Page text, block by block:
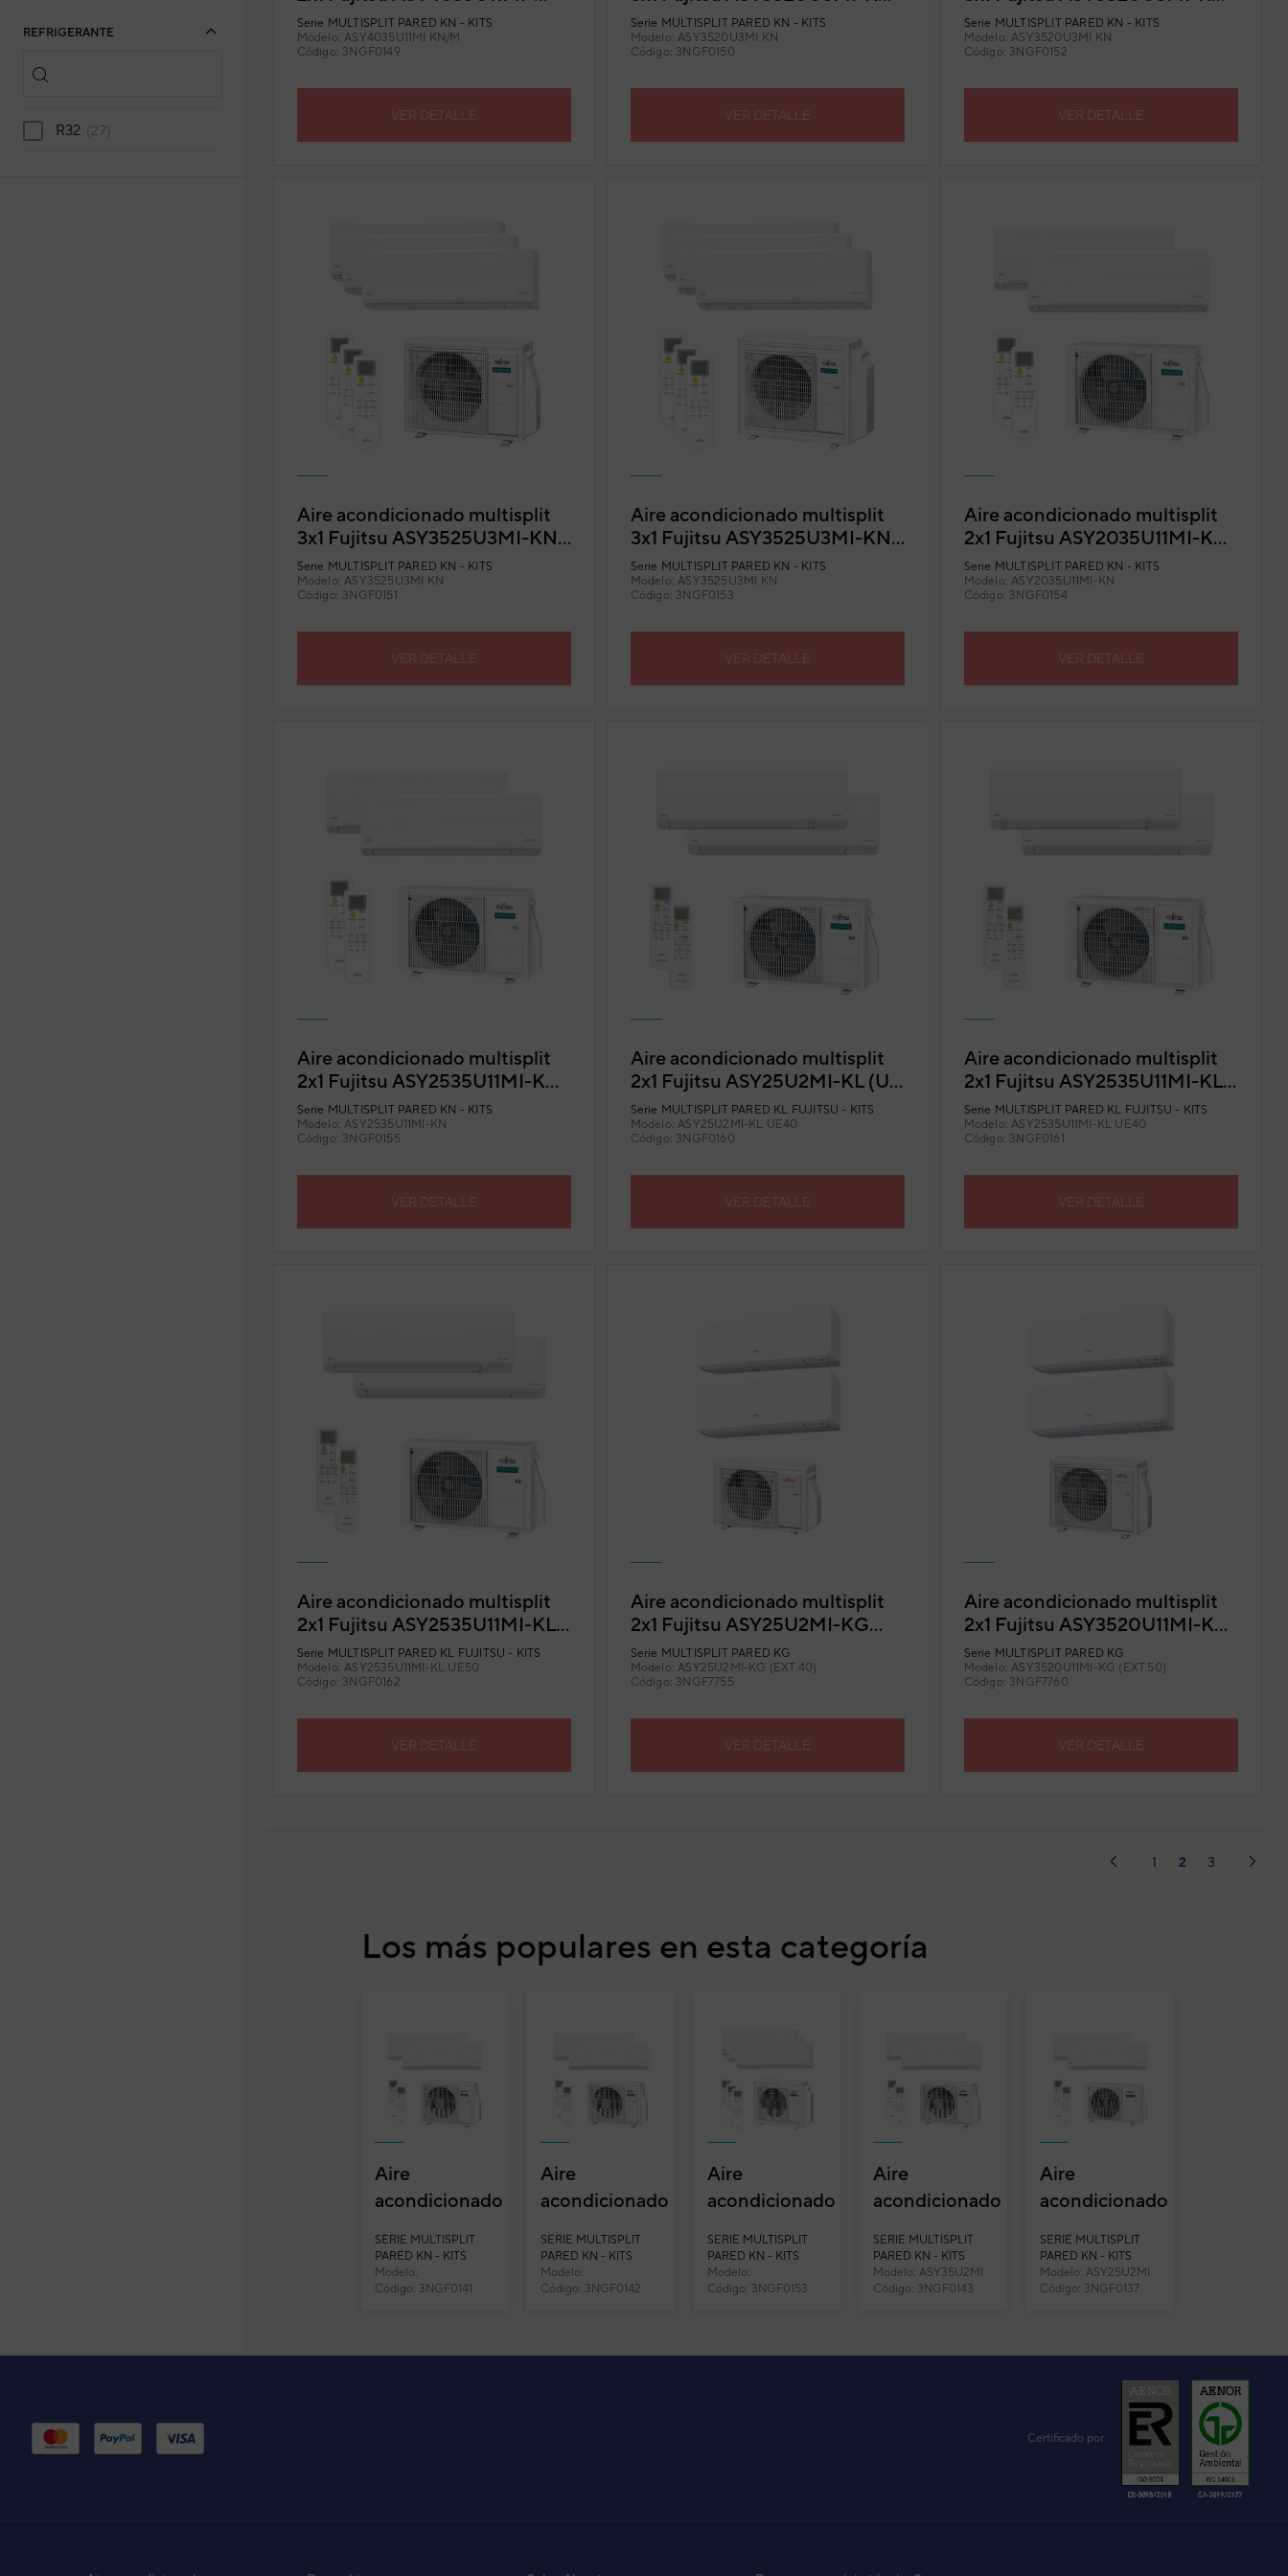
REFRIGERANTE
R32 (27)
KN/M (U. Ext. 71) con Wi-Fi
incluido
Serie MULTISPLIT PARED KN - KITS
Modelo:ASY4035U11MI KN/M
Código: 3NGF0149
VER DETALLE
(U. Ext. 50) con Wi-Fi incluido
Serie MULTISPLIT PARED KN - KITS
Modelo:ASY3520U3MI KN
Código: 3NGF0150
VER DETALLE
(U. Ext. 71) con Wi-Fi incluido
Serie MULTISPLIT PARED KN - KITS
Modelo:ASY3520U3MI KN
Código: 3NGF0152
VER DETALLE
Aire acondicionado multisplit
3x1 Fujitsu ASY3525U3MI-KN
(U. Ext. 50) con Wi-Fi incluido
Serie MULTISPLIT PARED KN - KITS
Modelo:ASY3525U3MI KN
Código: 3NGF0151
VER DETALLE
Aire acondicionado multisplit
3x1 Fujitsu ASY3525U3MI-KN
(U. Ext. 71) con Wi-Fi incluido
Serie MULTISPLIT PARED KN - KITS
Modelo:ASY3525U3MI KN
Código: 3NGF0153
VER DETALLE
Aire acondicionado multisplit
2x1 Fujitsu ASY2035U11MI-KN
(U. Ext. 40) con Wi-Fi incluido
Serie MULTISPLIT PARED KN - KITS
Modelo:ASY2035U11MI-KN
Código: 3NGF0154
VER DETALLE
Aire acondicionado multisplit
2x1 Fujitsu ASY2535U11MI-KN
(U. Ext. 40) con Wi-Fi incluido
Serie MULTISPLIT PARED KN - KITS
Modelo:ASY2535U11MI-KN
Código: 3NGF0155
VER DETALLE
Aire acondicionado multisplit
2x1 Fujitsu ASY25U2MI-KL (U.
Ext. 40) con Wi-Fi incluido
Serie MULTISPLIT PARED KL FUJITSU - KITS
Modelo:ASY25U2MI-KL UE40
Código: 3NGF0160
VER DETALLE
Aire acondicionado multisplit
2x1 Fujitsu ASY2535U11MI-KL
(U. Ext. 40) con Wi-Fi incluido
Serie MULTISPLIT PARED KL FUJITSU - KITS
Modelo:ASY2535U11MI-KL UE40
Código: 3NGF0161
VER DETALLE
Aire acondicionado multisplit
2x1 Fujitsu ASY2535U11MI-KL
(U. Ext. 50) con Wi-Fi incluido
Serie MULTISPLIT PARED KL FUJITSU - KITS
Modelo:ASY2535U11MI-KL UE50
Código: 3NGF0162
VER DETALLE
Aire acondicionado multisplit
2x1 Fujitsu ASY25U2MI-KG
(EXT.40)
Serie MULTISPLIT PARED KG
Modelo:ASY25U2MI-KG (EXT.40)
Código: 3NGF7755
VER DETALLE
Aire acondicionado multisplit
2x1 Fujitsu ASY3520U11MI-KG
(EXT.50)
Serie MULTISPLIT PARED KG
Modelo:ASY3520U11MI-KG (EXT.50)
Código: 3NGF7760
VER DETALLE
1 2 (current)
3
Los más populares en esta categoría
Aire
acondicionado
Fujitsu
ASY3525U11MI-
SERIE MULTISPLIT
PARED KN - KITS
Modelo:
ASY3525U11MI KN
Código: 3NGF0141
Aire
acondicionado
Fujitsu
ASY3520U11MI-
SERIE MULTISPLIT
PARED KN - KITS
Modelo:
ASY3520U11MI KN
Código: 3NGF0142
Aire
acondicionado
Fujitsu
ASY3525U3MI-
SERIE MULTISPLIT
PARED KN - KITS
Modelo:
ASY3525U3MI KN
Código: 3NGF0153
Aire
acondicionado
Fujitsu
ASY35U2MI-
SERIE MULTISPLIT
PARED KN - KITS
Modelo: ASY35U2MI
KN
Código: 3NGF0143
Aire
acondicionado
Fujitsu
ASY25U2MI-
SERIE MULTISPLIT
PARED KN - KITS
Modelo: ASY25U2MI
KN UE40
Código: 3NGF0137
Certificado por